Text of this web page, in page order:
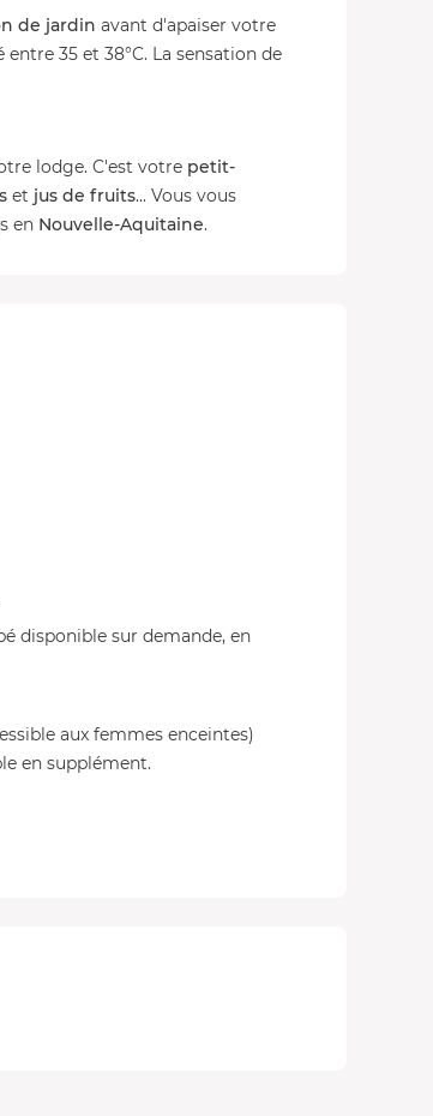
de jardin avant d'apaiser votre
entre 35 et 38°C. La sensation de
lodge. C'est votre petit-
et jus de fruits... Vous vous
en Nouvelle-Aquitaine.
disponible sur demande, en
aux femmes enceintes)
en supplément.